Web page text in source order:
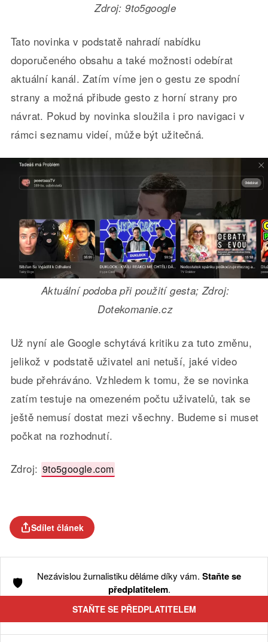
Zdroj: 9to5google
Tato novinka v podstatě nahradí nabídku
doporučeného obsahu a také možnosti odebírat
aktuální kanál. Zatím víme jen o gestu ze spodní
strany a možná přibude gesto z horní strany pro
návrat. Pokud by novinka sloužila i pro navigaci v
rámci seznamu videí, může být užitečná.
Aktuální podoba při použití gesta; Zdroj:
Dotekomanie.cz
Už nyní ale Google schytává kritiku za tuto změnu,
jelikož v podstatě uživatel ani netuší, jaké video
bude přehráváno. Vzhledem k tomu, že se novinka
zatím testuje na omezeném počtu uživatelů, tak se
ještě nemusí dostat mezi všechny. Budeme si muset
počkat na rozhodnutí.
Zdroj: 9to5google.com
Sdílet článek
🛡️ Nezávislou žurnalistiku děláme díky vám. Staňte se
předplatitelem.
STAŇTE SE PŘEDPLATITELEM